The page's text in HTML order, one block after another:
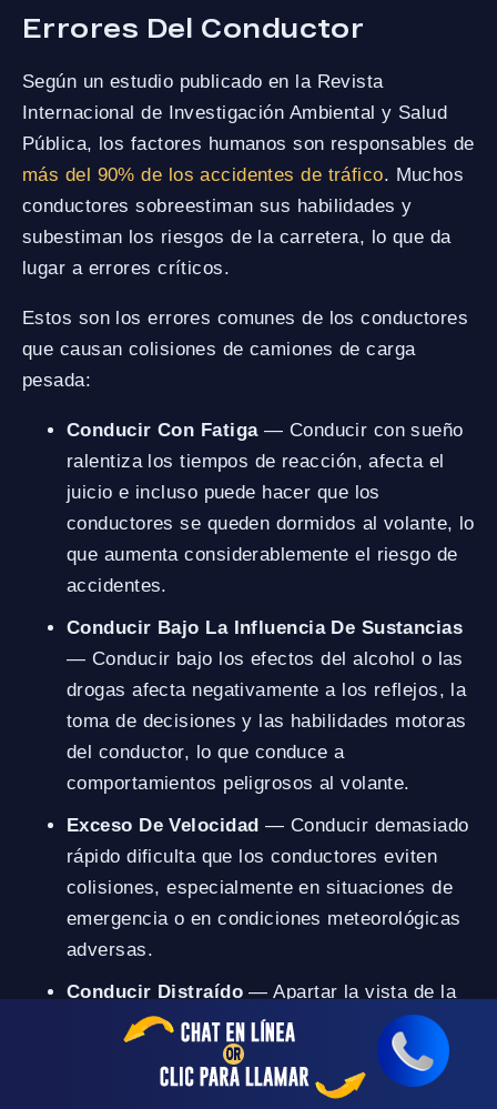
Errores Del Conductor
Según un estudio publicado en la Revista
Internacional de Investigación Ambiental y Salud
Pública, los factores humanos son responsables de
más del 90% de los accidentes de tráfico. Muchos
conductores sobreestiman sus habilidades y
subestiman los riesgos de la carretera, lo que da
lugar a errores críticos.
Estos son los errores comunes de los conductores
que causan colisiones de camiones de carga
pesada:
Conducir Con Fatiga— Conducir con sueño
ralentiza los tiempos de reacción, afecta el
juicio e incluso puede hacer que los
conductores se queden dormidos al volante, lo
que aumenta considerablemente el riesgo de
accidentes.
Conducir Bajo La Influencia De Sustancias
— Conducir bajo los efectos del alcohol o las
drogas afecta negativamente a los reflejos, la
toma de decisiones y las habilidades motoras
del conductor, lo que conduce a
comportamientos peligrosos al volante.
Exceso De Velocidad — Conducir demasiado
rápido dificulta que los conductores eviten
colisiones, especialmente en situaciones de
emergencia o en condiciones meteorológicas
adversas.
Conducir Distraído— Apartar la vista de la
carretera para usar el teléfono, comer o
ajustar los controles puede aumentar el riesgo
de accidentes.